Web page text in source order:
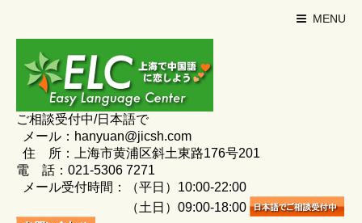
MENU
ご相談受付中/日本語で
メール：hanyuan@jicsh.com
住 所：上海市黄浦区斜土東路176号201
電 話：021-5306 7271
メール受付時間：（平日）10:00-22:00
（土日）09:00-18:00